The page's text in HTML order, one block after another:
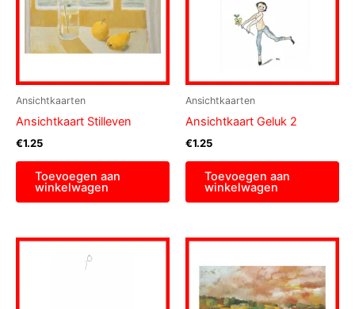
Ansichtkaarten
Ansichtkaart Stilleven
€1.25
Toevoegen aan
winkelwagen
Ansichtkaarten
Ansichtkaart Geluk 2
€1.25
Toevoegen aan
winkelwagen